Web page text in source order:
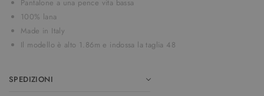
Pantalone a una pence vita bassa
100% lana
Made in Italy
Il modello è alto 1.86m e indossa la taglia 48
SPEDIZIONI